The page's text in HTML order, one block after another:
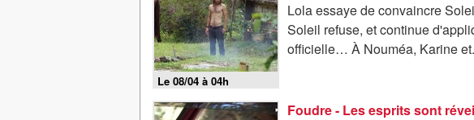
Le 08/04 à 04h
Lola essaye de convaincre
Soleil refuse, et continue
officielle… À Nouméa, Karine
Foudre - Les esprits sont